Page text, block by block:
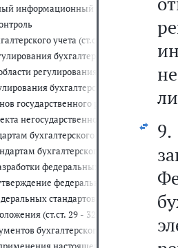
информационный ресурс
учета (ст.ст. 20 - 28)
бухгалтерского учета
регулирования бухгалтерского
бухгалтерского учета
государственного регулирования
негосударственного регулирования
бухгалтерского учета
бухгалтерского учета
федеральных стандартов
федеральных стандартов
стандартов
(ст.ст. 29 - 32)
бухгалтерского учета